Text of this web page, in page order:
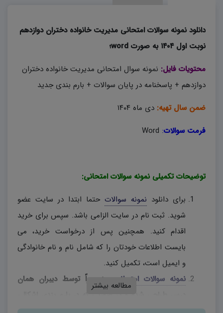
دانلود نمونه سوالات امتحانی مدیریت خانواده دختران دوازدهم
نوبت اول ۱۴۰۴ به صورت word؛
محتویات فایل: نمونه سوال امتحانی مدیریت خانواده دختران
دوازدهم + پاسخنامه در پایان سوالات + بارم بندی جدید
ضمن سال تهیه: دی ماه ۱۴۰۴
فرمت سوالات:
توضیحات تکمیلی نمونه سوالات امتحانی:
برای دانلود نمونه سوالات حتما ابتدا در سایت عضو
شوید. ثبت نام در سایت الزامی باشد. سپس برای خرید
اقدام کنید. همچنین پس از درخواست خرید، می
بایست اطلاعات خودتان را که شامل نام و نام خانوادگی
و ایمیل است، تکمیل کنید.
نمونه سوالات امتحانی
، منحصراً توسط دیبران همان
مطالعه بیشتر